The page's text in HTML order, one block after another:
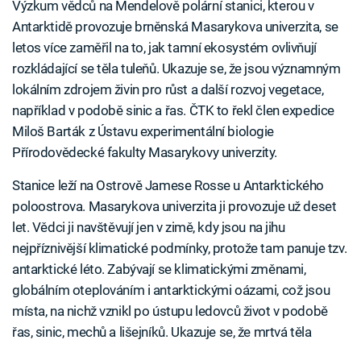
Výzkum vědců na Mendelově polární stanici, kterou v
Antarktidě provozuje brněnská Masarykova univerzita, se
letos více zaměřil na to, jak tamní ekosystém ovlivňují
rozkládající se těla tuleňů. Ukazuje se, že jsou významným
lokálním zdrojem živin pro růst a další rozvoj vegetace,
například v podobě sinic a řas. ČTK to řekl člen expedice
Miloš Barták z Ústavu experimentální biologie
Přírodovědecké fakulty Masarykovy univerzity.
Stanice leží na Ostrově Jamese Rosse u Antarktického
poloostrova. Masarykova univerzita ji provozuje už deset
let. Vědci ji navštěvují jen v zimě, kdy jsou na jihu
nejpříznivější klimatické podmínky, protože tam panuje tzv.
antarktické léto. Zabývají se klimatickými změnami,
globálním oteplováním i antarktickými oázami, což jsou
místa, na nichž vznikl po ústupu ledovců život v podobě
řas, sinic, mechů a lišejníků. Ukazuje se, že mrtvá těla